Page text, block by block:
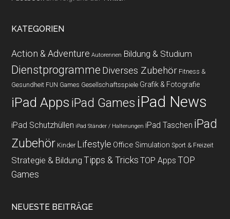
KATEGORIEN
Action & Adventure Autorennen Bildung & Studium
Dienstprogramme Diverses Zubehör Fitness &
Gesundheit FUN Games Gesellschaftsspiele Grafik & Fotografie
iPad Apps iPad Games iPad News
iPad Schutzhüllen iPad Ständer / Halterungen iPad Taschen iPad
Zubehör Kinder Lifestyle Office Simulation Sport & Freizeit
Strategie & Bildung Tipps & Tricks TOP Apps TOP
Games
NEUESTE BEITRÄGE